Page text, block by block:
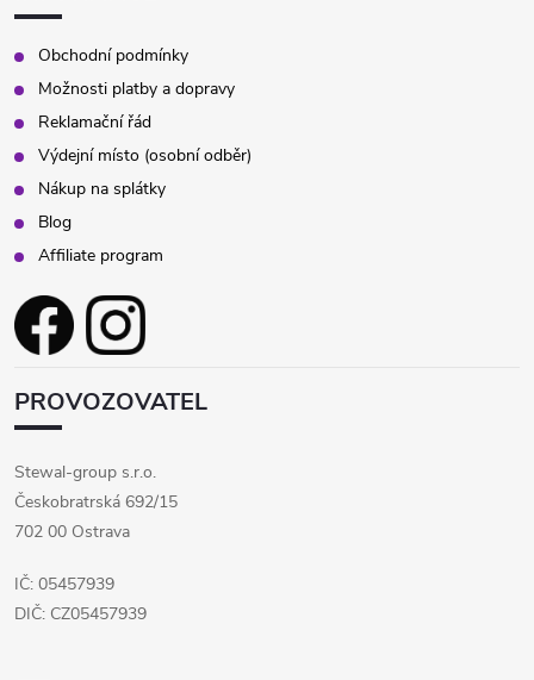
Obchodní podmínky
Možnosti platby a dopravy
Reklamační řád
Výdejní místo (osobní odběr)
Nákup na splátky
Blog
Affiliate program
PROVOZOVATEL
Stewal-group s.r.o.
Českobratrská 692/15
702 00 Ostrava
IČ: 05457939
DIČ: CZ05457939